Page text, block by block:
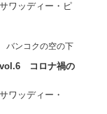
ワッディー・ピ
バンコクの空の下
vol.6 コロナ禍の
ワッディー・